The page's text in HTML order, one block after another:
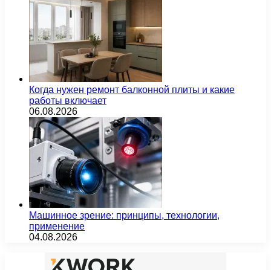
Когда нужен ремонт балконной плиты и какие
работы включает
06.08.2026
Машинное зрение: принципы, технологии,
применение
04.08.2026